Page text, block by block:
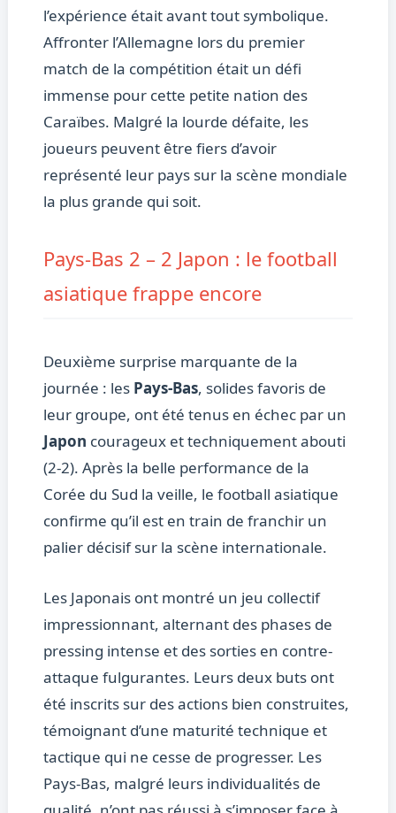
l’expérience était avant tout symbolique.
Affronter l’Allemagne lors du premier
match de la compétition était un défi
immense pour cette petite nation des
Caraïbes. Malgré la lourde défaite, les
joueurs peuvent être fiers d’avoir
représenté leur pays sur la scène mondiale
la plus grande qui soit.
Pays-Bas 2 – 2 Japon : le football
asiatique frappe encore
Deuxième surprise marquante de la
journée : les Pays-Bas, solides favoris de
leur groupe, ont été tenus en échec par un
Japon courageux et techniquement abouti
(2-2). Après la belle performance de la
Corée du Sud la veille, le football asiatique
confirme qu’il est en train de franchir un
palier décisif sur la scène internationale.
Les Japonais ont montré un jeu collectif
impressionnant, alternant des phases de
pressing intense et des sorties en contre-
attaque fulgurantes. Leurs deux buts ont
été inscrits sur des actions bien construites,
témoignant d’une maturité technique et
tactique qui ne cesse de progresser. Les
Pays-Bas, malgré leurs individualités de